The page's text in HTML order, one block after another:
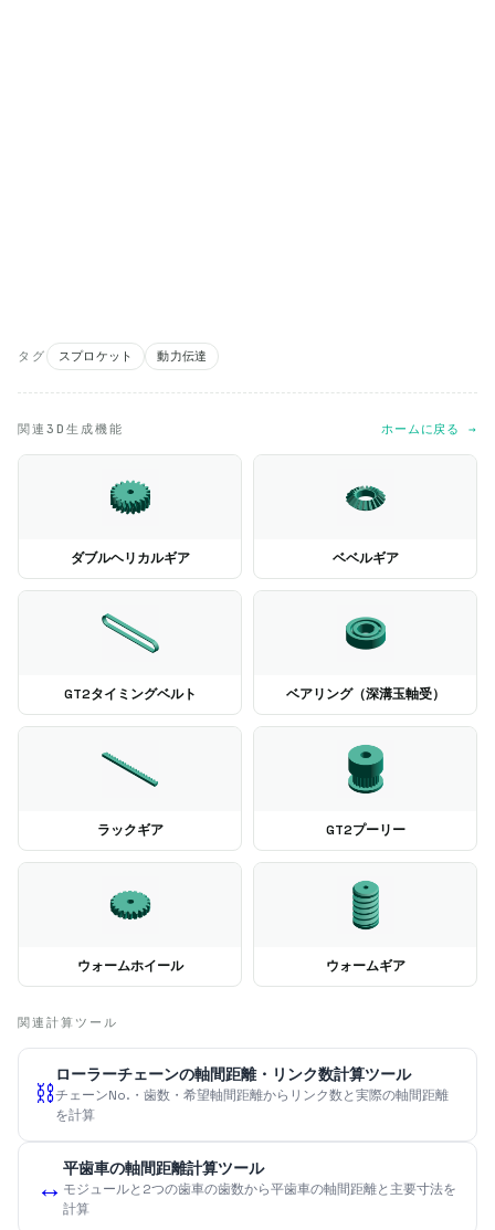
タグ スプロケット 動力伝達
関連3D生成機能 ホームに戻る →
ダブルヘリカルギア ベベルギア
GT2タイミングベルト ベアリング（深溝玉軸受）
ラックギア GT2プーリー
ウォームホイール ウォームギア
関連計算ツール
⛓️
ローラーチェーンの軸間距離・リンク数計算ツール
チェーンNo.・歯数・希望軸間距離からリンク数と実際の軸間距離
を計算
↔️
平歯車の軸間距離計算ツール
モジュールと2つの歯車の歯数から平歯車の軸間距離と主要寸法を
計算